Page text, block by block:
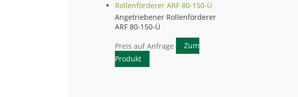
Angetriebener Rollenförderer
ARF 80-150-Ü
Preis auf Anfrage
Zum
Produkt